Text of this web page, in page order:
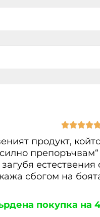

продукт,
естествения
сбогом на
покупка на